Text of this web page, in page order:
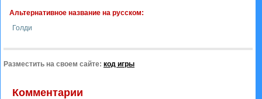
Альтернативное название на русском:
Голди
Разместить на своем сайте: код игры
Комментарии